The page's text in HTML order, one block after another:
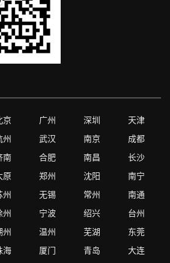
京 广州 深圳
天津
州 武汉 南京
成都
南 合肥 南昌
长沙
原 郑州 沈阳
南宁
州 无锡 常州
南通
州 宁波 绍兴
台州
州 温州 芜湖
东莞
海 厦门 青岛 大连